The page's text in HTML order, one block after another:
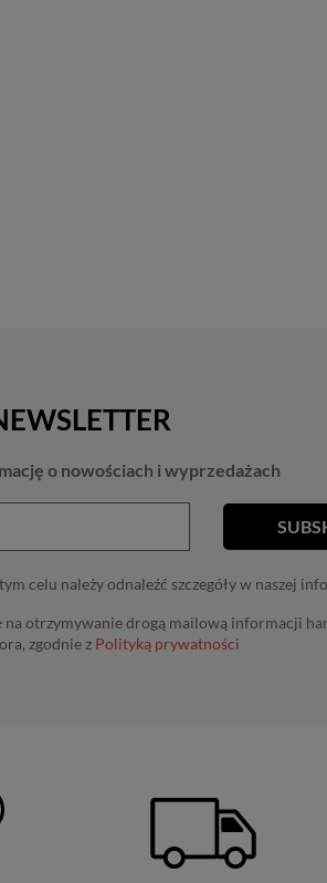
o nowościach i wyprzedażach
celu należy odnaleźć szczegóły w naszej
na otrzymywanie drogą mailową informacji
zgodnie z Polityką prywatności